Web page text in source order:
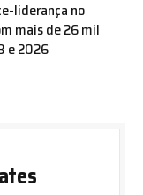
liderança no
mais de 26 mil
e 2026